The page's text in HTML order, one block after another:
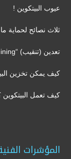
عيوب البيتكوين !
ثلاث نصائح لحماية
تعدين (تنقيب) “Mining” البيتكوين
كيف يمكن تخزين
كيف تعمل البيتكوين
المؤشرات